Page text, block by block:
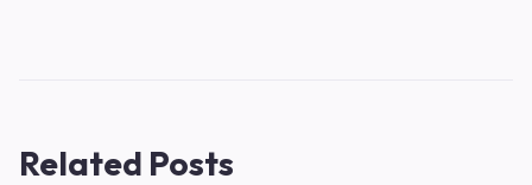
Related Posts